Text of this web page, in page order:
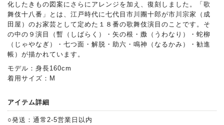
化したきもの図案にさらにアレンジを加え、復刻しました。「歌
舞伎十八番」とは、江戸時代に七代目市川團十郎が市川宗家（成
田屋）のお家芸として定めた１８番の歌舞伎演目のことです。そ
の中の９演目（暫（しばらく）・矢の根・嫐（うわなり）・蛇柳
（じゃやなぎ）・七つ面・解脱・助六・鳴神（なるかみ）・勧進
帳）が描かれています。
モデル：身長160cm
着用サイズ：M
アイテム詳細
○発送：通常2-5営業日以内